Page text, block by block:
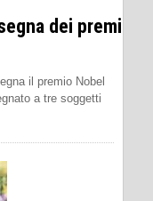
dei premi
il premio Nobel
a tre soggetti